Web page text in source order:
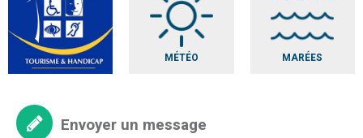
MÉTÉO MARÉES
Envoyer un message